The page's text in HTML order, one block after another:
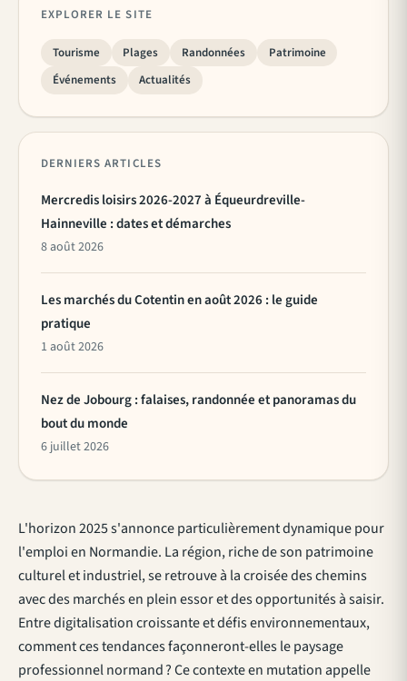
L'horizon 2025 s'annonce particulièrement dynamique pour
l'emploi en Normandie. La région, riche de son patrimoine
culturel et industriel, se retrouve à la croisée des chemins
avec des marchés en plein essor et des opportunités à saisir.
Entre digitalisation croissante et défis environnementaux,
comment ces tendances façonneront-elles le paysage
professionnel normand ? Ce contexte en mutation appelle
EXPLORER LE SITE
Tourisme Plages Randonnées
Patrimoine
Événements
Actualités
DERNIERS ARTICLES
Mercredis loisirs 2026-2027 à Équeurdreville-
Hainneville : dates et démarches
8 août 2026
Les marchés du Cotentin en août 2026 : le guide
pratique
1 août 2026
Nez de Jobourg : falaises, randonnée et panoramas du
bout du monde
6 juillet 2026